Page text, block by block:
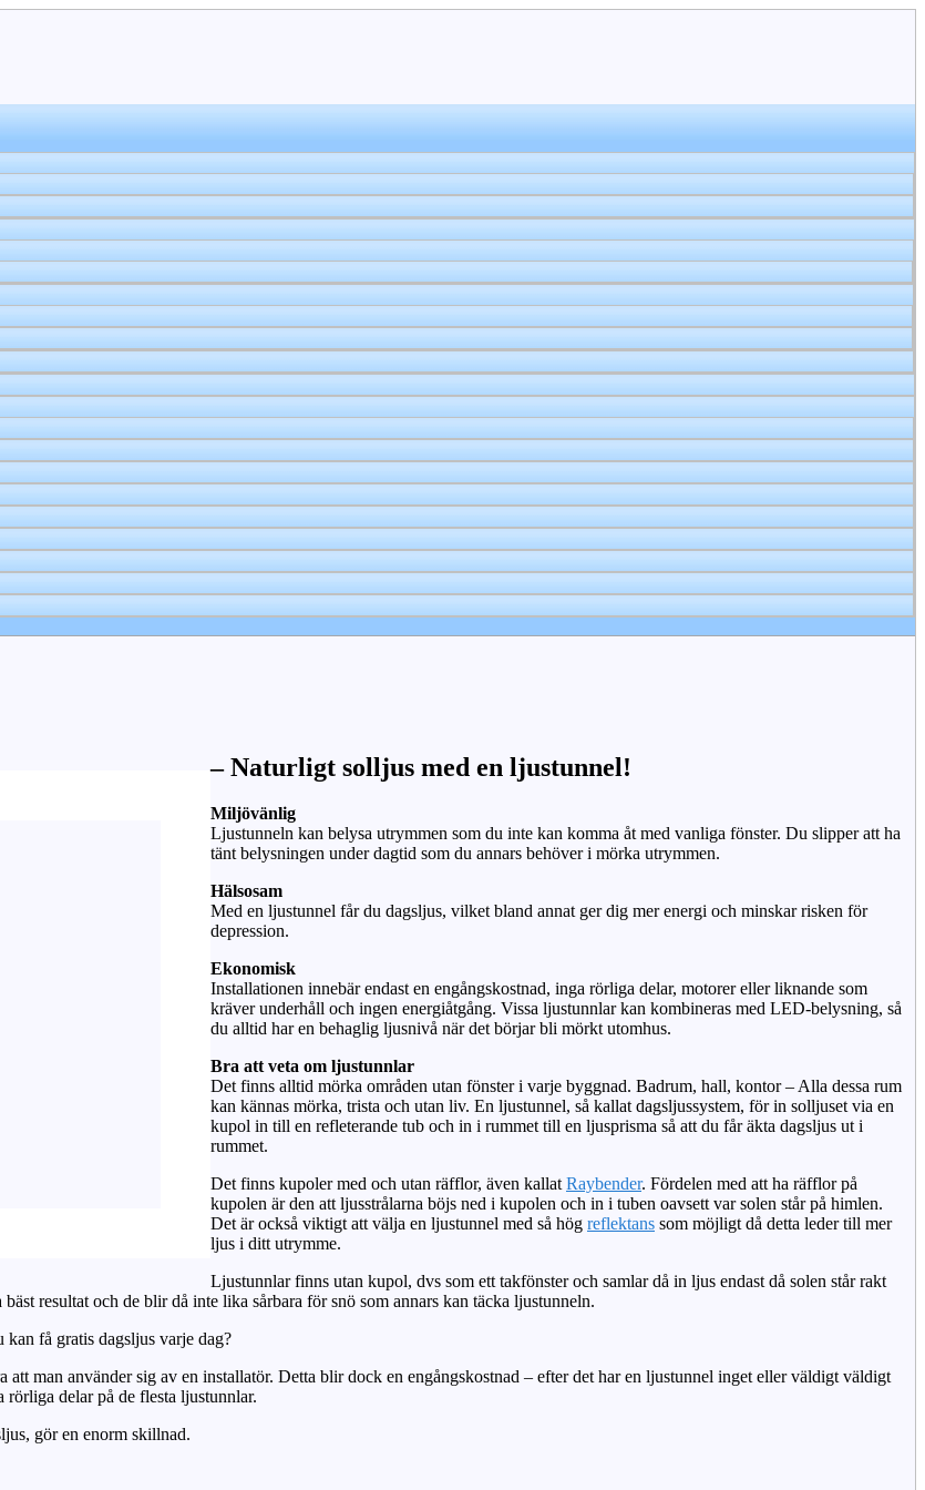
– Naturligt solljus med en ljustunnel!
Miljövänlig
Ljustunneln kan belysa utrymmen som du inte kan komma åt med vanliga fönster. Du slipper att ha
tänt belysningen under dagtid som du annars behöver i mörka utrymmen.
Hälsosam
Med en ljustunnel får du dagsljus, vilket bland annat ger dig mer energi och minskar risken för
depression.
Ekonomisk
Installationen innebär endast en engångskostnad, inga rörliga delar, motorer eller liknande som
kräver underhåll och ingen energiåtgång. Vissa ljustunnlar kan kombineras med LED-belysning, så
du alltid har en behaglig ljusnivå när det börjar bli mörkt utomhus.
Bra att veta om ljustunnlar
Det finns alltid mörka områden utan fönster i varje byggnad. Badrum, hall, kontor – Alla dessa rum
kan kännas mörka, trista och utan liv. En ljustunnel, så kallat dagsljussystem, för in solljuset via en
kupol in till en refleterande tub och in i rummet till en ljusprisma så att du får äkta dagsljus ut i
rummet.
Det finns kupoler med och utan räfflor, även kallatRaybender. Fördelen med att ha räfflor på
kupolen är den att ljusstrålarna böjs ned i kupolen och in i tuben oavsett var solen står på himlen.
Det är också viktigt att välja en ljustunnel med så hög reflektans som möjligt då detta leder till mer
ljus i ditt utrymme.
Ljustunnlar finns utan kupol, dvs som ett takfönster och samlar då in ljus endast då solen står rakt
resultat och de blir då inte lika sårbara för snö som annars kan täcka ljustunneln.
få gratis dagsljus varje dag?
man använder sig av en installatör. Detta blir dock en engångskostnad – efter det har en ljustunnel inget eller väldigt väldigt
delar på de flesta ljustunnlar.
gör en enorm skillnad.